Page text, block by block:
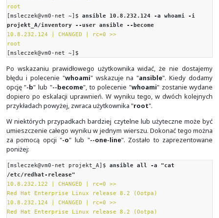
name ansible.builtin.ping --args data=JESTEM
10.8.232.124 | SUCCESS => {
"ansible_facts": {
"discovered_interpreter_python":
"/usr/libexec/platform-python"
},
"changed": false,
"ping": "JESTEM"
}
[msleczek@vm0-net projekt_A]$
Powyżej używamy rozszerzonych argumentów, gdzie "-a
równoważne z "--args", a "-m" z "--module-name".
Listę obsługiwanych przez nasz system modułów
sprawdzić za pomocą:
$ ansible-doc -l
Na liście widoczne są także własnoręcznie dodane